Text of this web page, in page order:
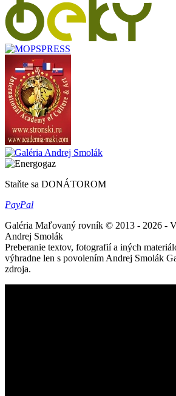
Staňte sa DONÁTOROM
PayPal
Galéria Maľovaný rovník © 2013 - 2026 -
Andrej Smolák
Preberanie textov, fotografií a iných
výhradne len s povolením Andrej Smolák
zdroja.